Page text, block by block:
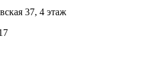
37, 4 этаж